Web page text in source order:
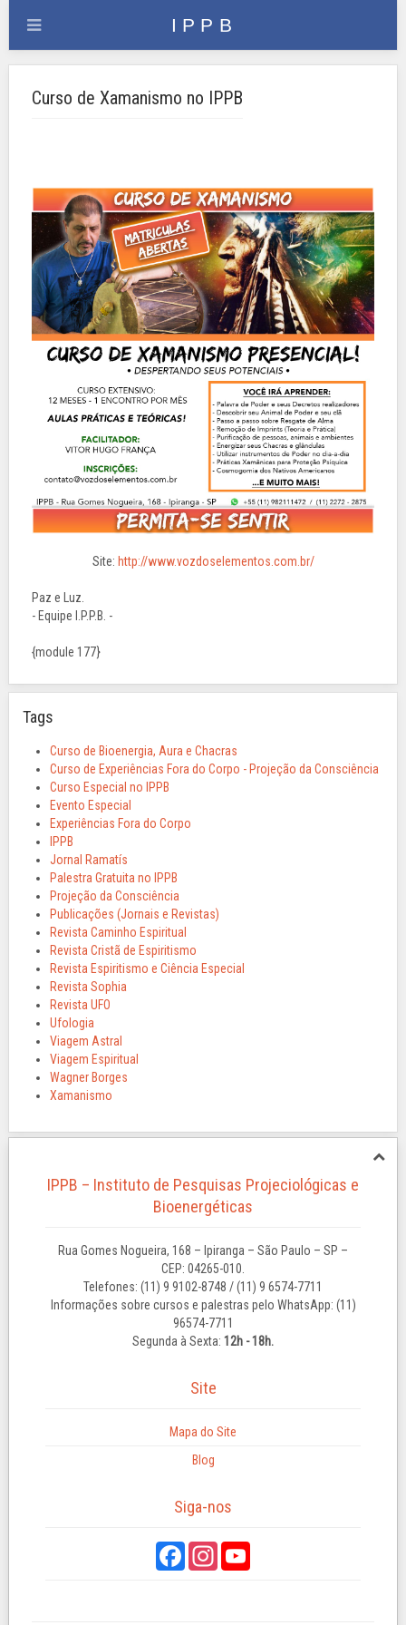
Curso de Xamanismo no IPPB
Site: http://www.vozdoselementos.com.br/
Paz e Luz.
- Equipe I.P.P.B. -
{module 177}
Tags
Curso de Bioenergia, Aura e Chacras
Curso de Experiências Fora do Corpo - Projeção da Consciência
Curso Especial no IPPB
Evento Especial
Experiências Fora do Corpo
IPPB
Jornal Ramatís
Palestra Gratuita no IPPB
Projeção da Consciência
Publicações (Jornais e Revistas)
Revista Caminho Espiritual
Revista Cristã de Espiritismo
Revista Espiritismo e Ciência Especial
Revista Sophia
Revista UFO
Ufologia
Viagem Astral
Viagem Espiritual
Wagner Borges
Xamanismo
IPPB – Instituto de Pesquisas Projeciológicas e
Bioenergéticas
Rua Gomes Nogueira, 168 – Ipiranga – São Paulo – SP –
CEP: 04265-010.
Telefones: (11) 9 9102-8748 / (11) 9 6574-7711
Informações sobre cursos e palestras pelo WhatsApp: (11)
96574-7711
Segunda à Sexta: 12h - 18h.
Site
Mapa do Site
Blog
Siga-nos